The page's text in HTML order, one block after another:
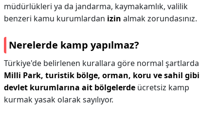
müdürlükleri ya da jandarma, kaymakamlık, valilik
benzeri kamu kurumlardan izin almak zorundasınız.
Nerelerde kamp yapılmaz?
Türkiye'de belirlenen kurallara göre normal şartlarda
Milli Park, turistik bölge, orman, koru ve sahil gibi
devlet kurumlarına ait bölgelerde ücretsiz kamp
kurmak yasak olarak sayılıyor.